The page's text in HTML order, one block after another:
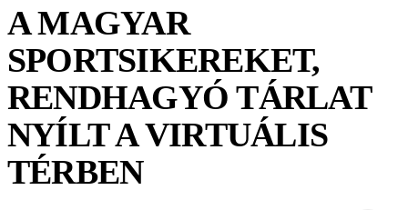
A MAGYAR
SPORTSIKEREKET,
RENDHAGYÓ TÁRLAT
NYÍLT A VIRTUÁLIS
TÉRBEN